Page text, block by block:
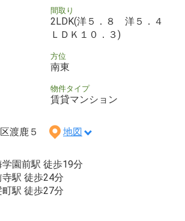
間取り
2LDK(洋５．８ 洋５．４
ＬＤＫ１０．３)
方位
南東
物件タイプ
賃貸マンション
区渡鹿５ 地図
学園前駅 徒歩19分
寺駅 徒歩24分
駅 徒歩27分